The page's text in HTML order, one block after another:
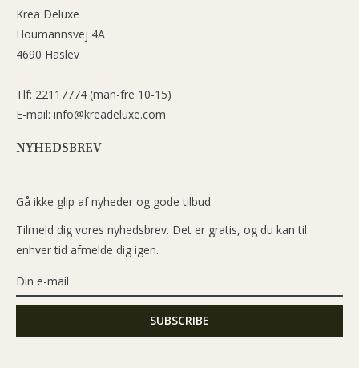
Krea Deluxe
Houmannsvej 4A
4690 Haslev
Tlf: 22117774 (man-fre 10-15)
E-mail: info@kreadeluxe.com
NYHEDSBREV
Gå ikke glip af nyheder og gode tilbud.
Tilmeld dig vores nyhedsbrev. Det er gratis, og du kan til
enhver tid afmelde dig igen.